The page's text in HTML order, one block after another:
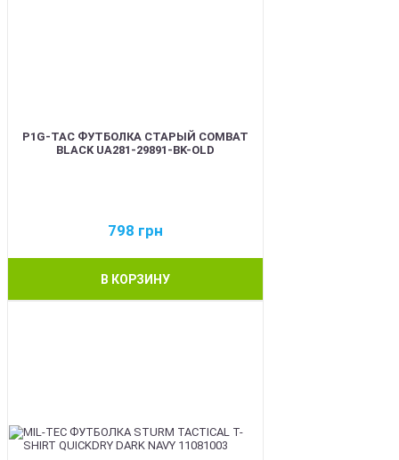
P1G-TAC ФУТБОЛКА СТАРЫЙ COMBAT
BLACK UA281-29891-BK-OLD
798 грн
В КОРЗИНУ